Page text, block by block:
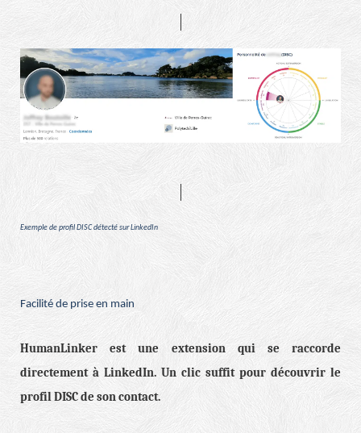
Exemple de profil DISC détecté sur LinkedIn
Facilité de prise en main
HumanLinker est une extension qui se raccorde
directement à LinkedIn. Un clic suffit pour découvrir le
profil DISC de son contact.